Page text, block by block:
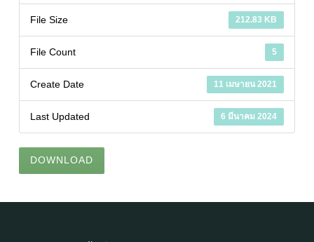
212.83 KB
File Size
5
File Count
11 เมษายน 2021
Create Date
6 มีนาคม 2024
Last Updated
DOWNLOAD